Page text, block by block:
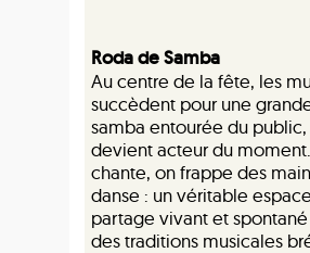
Roda de Samba
Au centre de la fête, les
succèdent pour une
samba entourée du
devient acteur du
chante, on frappe des
danse : un véritable
partage vivant et
des traditions musicales